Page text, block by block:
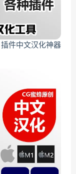
件中文汉化神器